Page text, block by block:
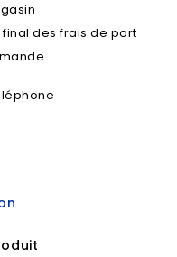
des frais de port